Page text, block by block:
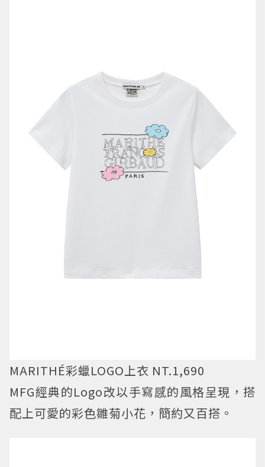
MARITHÉ彩蠟LOGO上衣 NT.1,690
MFG經典的Logo改以手寫感的風格呈現，搭
配上可愛的彩色雛菊小花，簡約又百搭。